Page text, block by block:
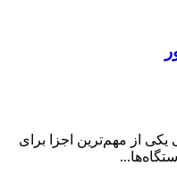
از مهم‌ترین اجزا برای